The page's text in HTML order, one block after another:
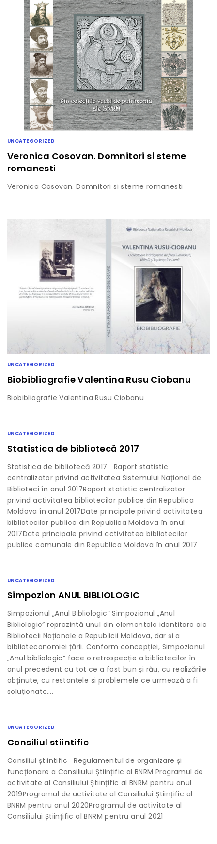
UNCATEGORIZED
Veronica Cosovan. Domnitori si steme
romanesti
Veronica Cosovan. Domnitori si steme romanesti
UNCATEGORIZED
Biobibliografie Valentina Rusu Ciobanu
Biobibliografie Valentina Rusu Ciobanu
UNCATEGORIZED
Statistica de bibliotecă 2017
Statistica de bibliotecă 2017 Raport statistic
centralizator privind activitatea Sistemului Național de
Biblioteci în anul 2017Raport statistic centralizator
privind activitatea bibliotecilor publice din Republica
Moldova în anul 2017Date principale privind activitatea
bibliotecilor publice din Republica Moldova în anul
2017Date principale privind activitatea bibliotecilor
publice comunale din Republica Moldova în anul 2017
UNCATEGORIZED
Simpozion ANUL BIBLIOLOGIC
Simpozionul „Anul Bibliologic” Simpozionul „Anul
Bibliologic” reprezintă unul din elementele identitare ale
Bibliotecii Naționale a Republicii Moldova, dar și a
biblioteconomiei țării. Conform concepției, Simpozionul
„Anul bibliologic” face o retrospecție a bibliotecilor în
anul precedent cu tot ce a fost bun și rău, cu realizările
obținute, cu restanțele și problemele ce urmează a fi
soluționate….
UNCATEGORIZED
Consiliul stiintific
Consiliul știintific Regulamentul de organizare și
funcționare a Consiliului Științific al BNRM Programul de
activitate al Consiliului Științific al BNRM pentru anul
2019Programul de activitate al Consiliului Științific al
BNRM pentru anul 2020Programul de activitate al
Consiliului Științific al BNRM pentru anul 2021